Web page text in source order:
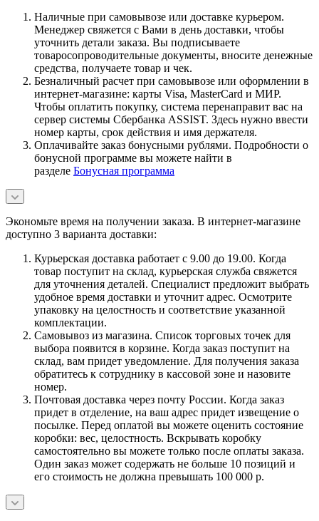
Наличные при самовывозе или доставке курьером.
Менеджер свяжется с Вами в день доставки, чтобы
уточнить детали заказа. Вы подписываете
товаросопроводительные документы, вносите денежные
средства, получаете товар и чек.
Безналичный расчет при самовывозе или оформлении в
интернет-магазине: карты Visa, MasterCard и МИР.
Чтобы оплатить покупку, система перенаправит вас на
сервер системы Сбербанка ASSIST. Здесь нужно ввести
номер карты, срок действия и имя держателя.
Оплачивайте заказ бонусными рублями. Подробности о
бонусной программе вы можете найти в
разделе Бонусная программа
Экономьте время на получении заказа. В интернет-магазине
доступно 3 варианта доставки:
Курьерская доставка работает с 9.00 до 19.00. Когда
товар поступит на склад, курьерская служба свяжется
для уточнения деталей. Специалист предложит выбрать
удобное время доставки и уточнит адрес. Осмотрите
упаковку на целостность и соответствие указанной
комплектации.
Самовывоз из магазина. Список торговых точек для
выбора появится в корзине. Когда заказ поступит на
склад, вам придет уведомление. Для получения заказа
обратитесь к сотруднику в кассовой зоне и назовите
номер.
Почтовая доставка через почту России. Когда заказ
придет в отделение, на ваш адрес придет извещение о
посылке. Перед оплатой вы можете оценить состояние
коробки: вес, целостность. Вскрывать коробку
самостоятельно вы можете только после оплаты заказа.
Один заказ может содержать не больше 10 позиций и
его стоимость не должна превышать 100 000 р.